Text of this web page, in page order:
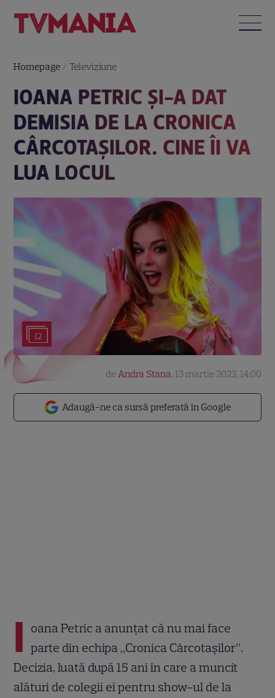
Homepage / Televiziune
IOANA PETRIC ȘI-A DAT
DEMISIA DE LA CRONICA
CÂRCOTAȘILOR. CINE ÎI VA
LUA LOCUL
12
Adaugă-ne ca sursă preferată în Google
deAndra Stana, 13 martie 2023, 14:00
I oana Petric a anunțat că nu mai face
parte din echipa „Cronica Cârcotașilor”.
Decizia, luată după 15 ani în care a muncit
alături de colegii ei pentru show-ul de la